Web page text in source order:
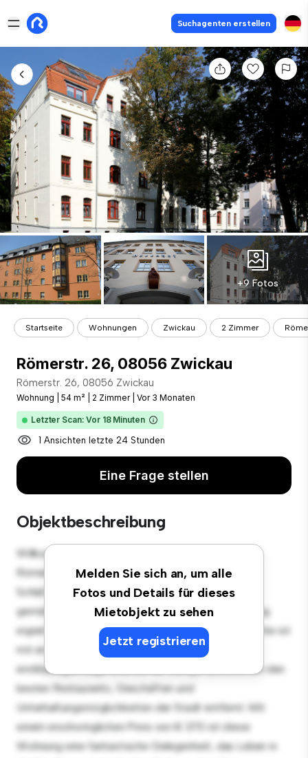
Suchagenten erstellen
+9 Fotos
Startseite Wohnungen Zwickau 2 Zimmer
Römerstr. 26, 08056 Zwickau
Römerstr. 26, 08056 Zwickau
Wohnung 54 m² 2 Zimmer Vor 3 Monaten
Letzter Scan: Vor 18 Minuten
1 Ansichten letzte 24 Stunden
Eine Frage stellen
Objektbeschreibung
Melden Sie sich an, um alle
Fotos und Details für dieses
Mietobjekt zu sehen
Jetzt registrieren
Willkommen in Ihrem neuen urbanen Rückzugsort in
Römerstr. 26, 08056 Zwickau! Diese moderne 2
Schlafzimmer-Wohnung bietet einen stilvollen und
gemütlichen Lebensraum. Die offene Raumaufteilung
eignet sich perfekt für Gäste, und die elegante Küche ist
mit erstklassigen Geräten ausgestattet. Dank der
erstklassigen Lage sind Sie nur wenige Schritte von den
besten Restaurants, Geschäften und
Unterhaltungsmöglichkeiten der Stadt entfernt. Mit
einem erschwinglichen Preis von € 370 ist diese
Wohnung eine fantastische Gelegenheit, das Leben in